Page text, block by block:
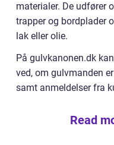
materialer. De udfører
trapper og bordplader
lak eller olie.
På gulvkanonen.dk
ved, om gulvmanden
samt anmeldelser fra
Read